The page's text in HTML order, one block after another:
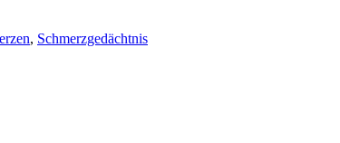
, Schmerzgedächtnis